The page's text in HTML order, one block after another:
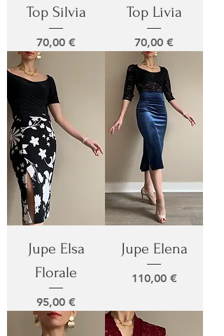
Top Silvia
Prix
70,00 €
Top Livia
Prix
70,00 €
Jupe Elsa
Florale
Prix
95,00 €
Jupe Elena
Prix
110,00 €